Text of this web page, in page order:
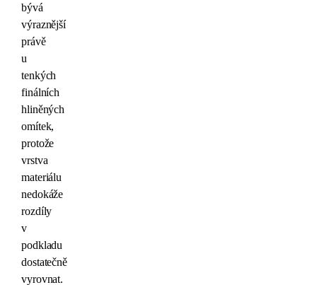
bývá
výraznější
právě
u
tenkých
finálních
hliněných
omítek,
protože
vrstva
materiálu
nedokáže
rozdíly
v
podkladu
dostatečně
vyrovnat.